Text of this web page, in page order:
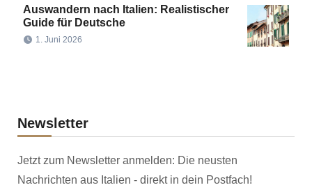
Auswandern nach Italien: Realistischer
Guide für Deutsche
1. Juni 2026
Newsletter
Jetzt zum Newsletter anmelden: Die neusten
Nachrichten aus Italien - direkt in dein Postfach!